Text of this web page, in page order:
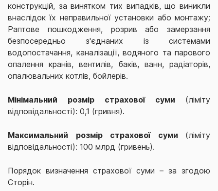
конструкцій, за винятком тих випадків, що виникли
внаслідок їх неправильної установки або монтажу;
Раптове пошкодження, розрив або замерзання
безпосередньо з'єднаних із системами
водопостачання, каналізації, водяного та парового
опалення кранів, вентилів, баків, ванн, радіаторів,
опалювальних котлів, бойлерів.
Мінімальний розмір страхової суми (ліміту
відповідальності): 0,1 (гривня).
Максимальний розмір страхової суми (ліміту
відповідальності): 100 млрд (гривень).
Порядок визначення страхової суми – за згодою
Сторін.